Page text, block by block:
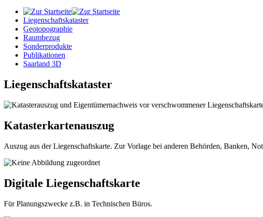
Liegenschaftskataster
Geotopographie
Raumbezug
Sonderprodukte
Publikationen
Saarland 3D
Liegenschaftskataster
Katasterkartenauszug
Auszug aus der Liegenschaftskarte. Zur Vorlage bei anderen Behörden, Banken,
Digitale Liegenschaftskarte
Für Planungszwecke z.B. in Technischen Büros.